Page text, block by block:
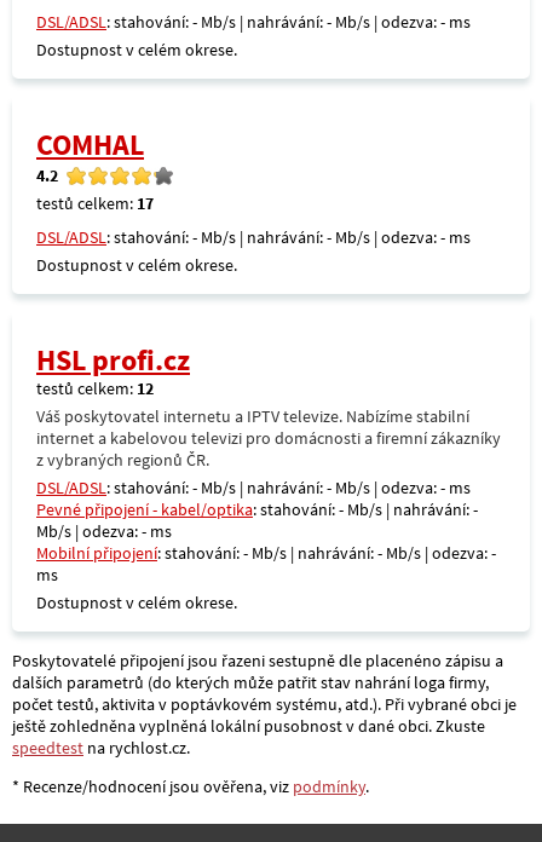
DSL/ADSL: stahování: - Mb/s | nahrávání: - Mb/s | odezva: - ms
Dostupnost v celém okrese.
COMHAL
4.2
testů celkem: 17
DSL/ADSL: stahování: - Mb/s | nahrávání: - Mb/s | odezva: - ms
Dostupnost v celém okrese.
HSL profi.cz
testů celkem: 12
Váš poskytovatel internetu a IPTV televize. Nabízíme stabilní
internet a kabelovou televizi pro domácnosti a firemní zákazníky
z vybraných regionů ČR.
DSL/ADSL: stahování: - Mb/s | nahrávání: - Mb/s | odezva: - ms
Pevné připojení - kabel/optika: stahování: - Mb/s | nahrávání: -
Mb/s | odezva: - ms
Mobilní připojení: stahování: - Mb/s | nahrávání: - Mb/s | odezva: -
ms
Dostupnost v celém okrese.
Poskytovatelé připojení jsou řazeni sestupně dle placenéno zápisu a
dalších parametrů (do kterých může patřit stav nahrání loga firmy,
počet testů, aktivita v poptávkovém systému, atd.). Při vybrané obci je
ještě zohledněna vyplněná lokální pusobnost v dané obci. Zkuste
speedtest na rychlost.cz.
* Recenze/hodnocení jsou ověřena, viz podmínky.